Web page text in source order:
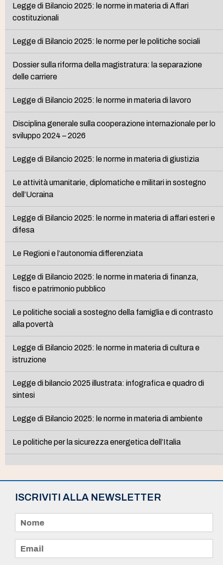
Legge di Bilancio 2025: le norme in materia di Affari
costituzionali
Legge di Bilancio 2025: le norme per le politiche sociali
Dossier sulla riforma della magistratura: la separazione
delle carriere
Legge di Bilancio 2025: le norme in materia di lavoro
Disciplina generale sulla cooperazione internazionale per lo
sviluppo 2024 – 2026
Legge di Bilancio 2025: le norme in materia di giustizia
Le attività umanitarie, diplomatiche e militari in sostegno
dell’Ucraina
Legge di Bilancio 2025: le norme in materia di affari esteri e
difesa
Le Regioni e l’autonomia differenziata
Legge di Bilancio 2025: le norme in materia di finanza,
fisco e patrimonio pubblico
Le politiche sociali a sostegno della famiglia e di contrasto
alla povertà
Legge di Bilancio 2025: le norme in materia di cultura e
istruzione
Legge di bilancio 2025 illustrata: infografica e quadro di
sintesi
Legge di Bilancio 2025: le norme in materia di ambiente
Le politiche per la sicurezza energetica dell’Italia
ISCRIVITI ALLA NEWSLETTER
m
e
a